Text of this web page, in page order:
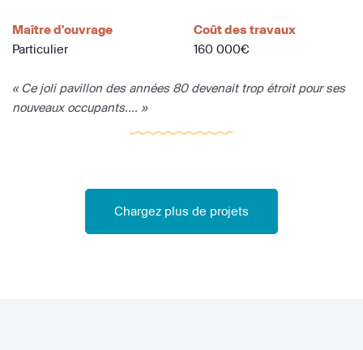
Maître d'ouvrage
Particulier
Coût des travaux
160 000€
« Ce joli pavillon des années 80 devenait trop étroit pour ses
nouveaux occupants.... »
Chargez plus de projets